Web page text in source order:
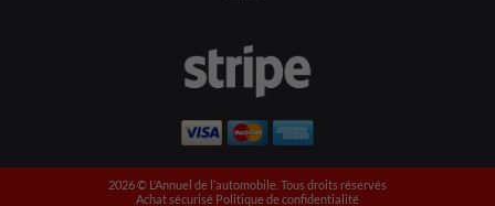
2026 ©️ L’Annuel de l’automobile. Tous droits réservés
Achat sécurisé Politique de confidentialité